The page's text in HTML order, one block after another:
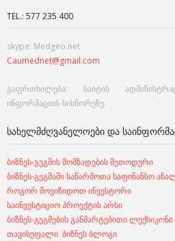
TEL.: 577 235 400
skype: Medgeo.net
Caumednet@gmail.com
გაფრთხილება: საიტის
ინფორმაციის სისწორეზე.
ᲡᲐᲮᲔᲚᲛᲫᲦᲕᲐᲜᲔᲚᲝᲔᲑᲘ ᲓᲐ
ბიზნეს-გეგმის მომზადების მეთოდური
ბიზნეს-გეგმაში საწარმოთა საფინანსო
როგორ მოვიზიდოთ ინვესტორი
საინვესტიციო პროექტის არსი
ბიზნეს-გეგმების განმარტებითი ლექსიკონი
თავისუფალი ბიზნეს ბლოგი